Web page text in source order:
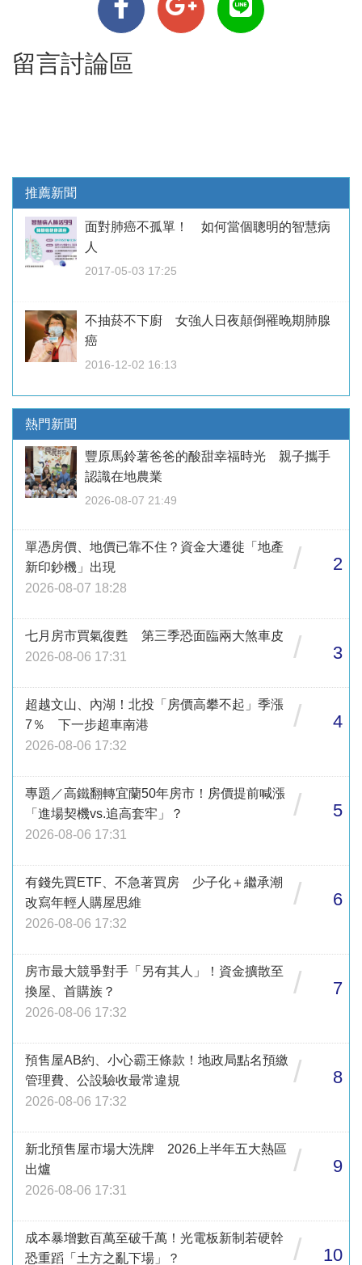
留言討論區
推薦新聞
面對肺癌不孤單！ 如何當個聰明的智慧病
人
2017-05-03 17:25
不抽菸不下廚 女強人日夜顛倒罹晚期肺腺
癌
2016-12-02 16:13
熱門新聞
豐原馬鈴薯爸爸的酸甜幸福時光 親子攜手
認識在地農業
2026-08-07 21:49
單憑房價、地價已靠不住？資金大遷徙「地產
新印鈔機」出現
2026-08-07 18:28
/ 2
七月房市買氣復甦 第三季恐面臨兩大煞車皮
2026-08-06 17:31
/ 3
超越文山、內湖！北投「房價高攀不起」季漲
7％ 下一步超車南港
2026-08-06 17:32
/ 4
專題／高鐵翻轉宜蘭50年房市！房價提前喊漲
「進場契機vs.追高套牢」？
2026-08-06 17:31
/ 5
有錢先買ETF、不急著買房 少子化＋繼承潮
改寫年輕人購屋思維
2026-08-06 17:32
/ 6
房市最大競爭對手「另有其人」！資金擴散至
換屋、首購族？
2026-08-06 17:32
/ 7
預售屋AB約、小心霸王條款！地政局點名預繳
管理費、公設驗收最常違規
2026-08-06 17:32
/ 8
新北預售屋市場大洗牌 2026上半年五大熱區
出爐
2026-08-06 17:31
/ 9
成本暴增數百萬至破千萬！光電板新制若硬幹
恐重蹈「土方之亂下場」？
/ 10